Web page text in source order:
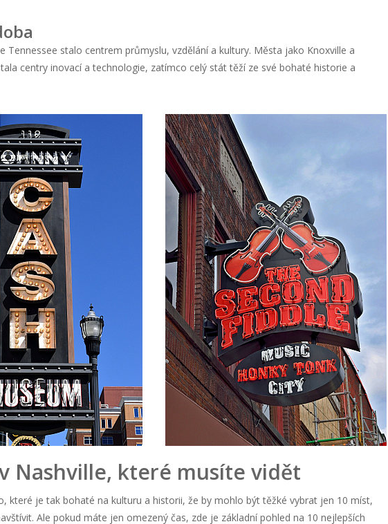
Tennessee stalo centrem průmyslu, vzdělání a kultury. Města jako Knoxville a
centry inovací a technologie, zatímco celý stát těží ze své bohaté historie a
Nashville, které musíte vidět
které je tak bohaté na kulturu a historii, že by mohlo být těžké vybrat jen 10 míst,
Ale pokud máte jen omezený čas, zde je základní pohled na 10 nejlepších